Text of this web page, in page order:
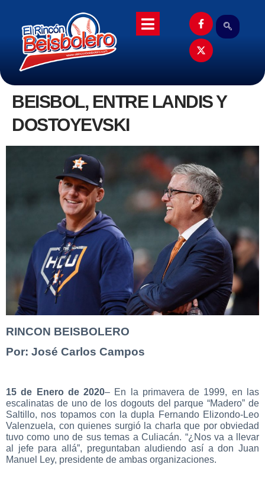
BEISBOL, ENTRE LANDIS Y
DOSTOYEVSKI
RINCON BEISBOLERO
Por: José Carlos Campos
15 de Enero de 2020– En la primavera de 1999, en las
escalinatas de uno de los dogouts del parque “Madero” de
Saltillo, nos topamos con la dupla Fernando Elizondo-Leo
Valenzuela, con quienes surgió la charla que por obviedad
tuvo como uno de sus temas a Culiacán. “¿Nos va a llevar
al jefe para allá”, preguntaban aludiendo así a don Juan
Manuel Ley, presidente de ambas organizaciones.